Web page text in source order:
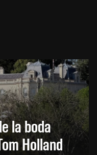
la boda
Holland